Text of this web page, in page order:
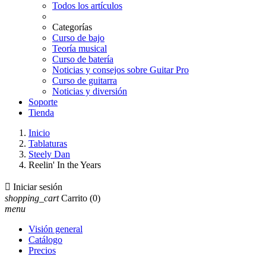
Todos los artículos
Categorías
Curso de bajo
Teoría musical
Curso de batería
Noticias y consejos sobre Guitar Pro
Curso de guitarra
Noticias y diversión
Soporte
Tienda
Inicio
Tablaturas
Steely Dan
Reelin' In the Years
 Iniciar sesión
shopping_cart Carrito (0)
menu
Visión general
Catálogo
Precios